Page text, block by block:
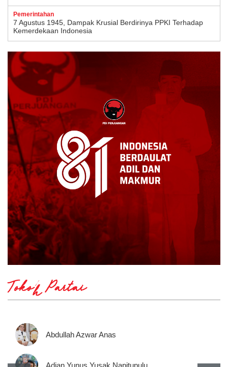
Pemerintahan
7 Agustus 1945, Dampak Krusial Berdirinya PPKI Terhadap
Kemerdekaan Indonesia
Tokoh Partai
Abdullah Azwar Anas
Adian Yunus Yusak Napitupulu